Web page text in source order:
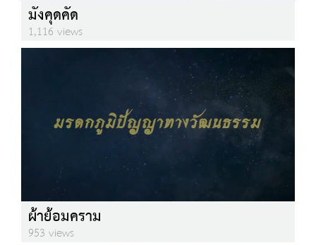
มังคุดคัด
1,116 views
ผ้าย้อมคราม
953 views